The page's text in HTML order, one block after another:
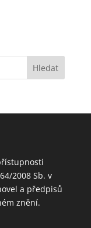
2008 Sb. v
a předpisů
znění.